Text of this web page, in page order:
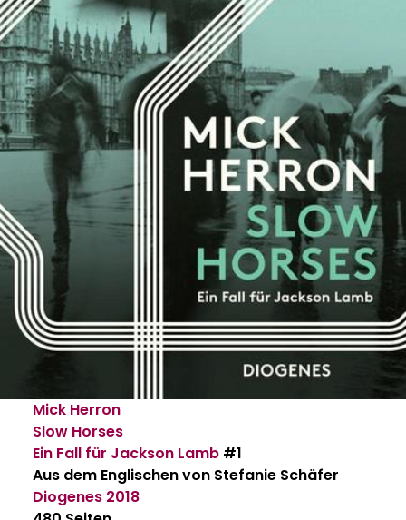
Mick Herron
Slow Horses
Ein Fall für Jackson Lamb #1
Aus dem Englischen von Stefanie Schäfer
Diogenes 2018